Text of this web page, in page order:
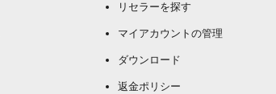
リセラーを探す
マイアカウントの管理
ダウンロード
返金ポリシー